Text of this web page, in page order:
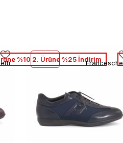
%10 2. Ürüne %25 İndirim